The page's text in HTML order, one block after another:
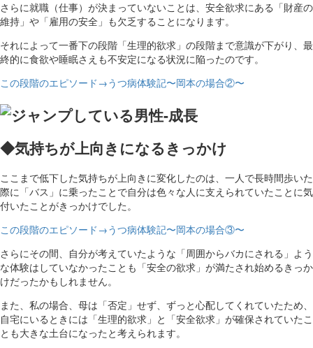
さらに就職（仕事）が決まっていないことは、安全欲求にある「財産の
維持」や「雇用の安全」も欠乏することになります。
それによって一番下の段階「生理的欲求」の段階まで意識が下がり、最
終的に食欲や睡眠さえも不安定になる状況に陥ったのです。
この段階のエピソード→うつ病体験記〜岡本の場合②〜
◆気持ちが上向きになるきっかけ
ここまで低下した気持ちが上向きに変化したのは、一人で長時間歩いた
際に「バス」に乗ったことで自分は色々な人に支えられていたことに気
付いたことがきっかけでした。
この段階のエピソード→うつ病体験記〜岡本の場合③〜
さらにその間、自分が考えていたような「周囲からバカにされる」よう
な体験はしていなかったことも「安全の欲求」が満たされ始めるきっか
けだったかもしれません。
また、私の場合、母は「否定」せず、ずっと心配してくれていたため、
自宅にいるときには「生理的欲求」と「安全欲求」が確保されていたこ
とも大きな土台になったと考えられます。